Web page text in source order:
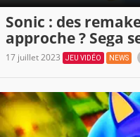
Sonic : des
approche ? Sega
17 juillet 2023 JEU VIDÉO NEWS